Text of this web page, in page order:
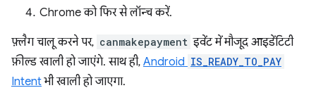
Chrome को फिर से लॉन्च करें.
फ़्लैग चालू करने पर, canmakepayment इवेंट में मौजूद आइडेंटिटी
फ़ील्ड खाली हो जाएंगे. साथ ही, Android IS_READY_TO_PAY
Intentभी खाली हो जाएगा.